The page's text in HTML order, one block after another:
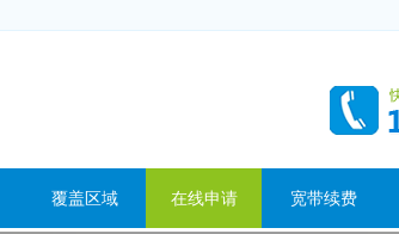
覆盖区域 在线申请 宽带续费